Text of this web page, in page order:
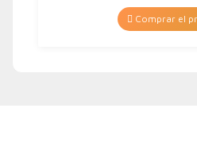
Comprar el